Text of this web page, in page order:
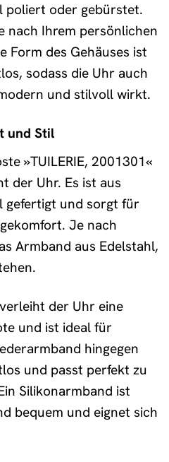
poliert oder gebürstet.
nach Ihrem persönlichen
Form des Gehäuses ist
sodass die Uhr auch
und stilvoll wirkt.
und Stil
»TUILERIE, 2001301«
der Uhr. Es ist aus
gefertigt und sorgt für
Je nach
Armband aus Edelstahl,
der Uhr eine
und ist ideal für
hingegen
und passt perfekt zu
Silikonarmband ist
bequem und eignet sich